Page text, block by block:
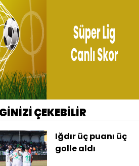
ÇEKEBİLİR
Iğdır üç puanı üç
golle aldı